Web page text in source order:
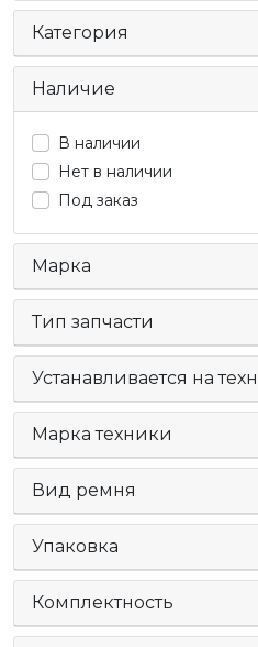
Наличие
В наличии
Нет в наличии
Под заказ
Марка
Тип запчасти
Устанавливается на
Марка техники
Вид ремня
Упаковка
Комплектность
Категория